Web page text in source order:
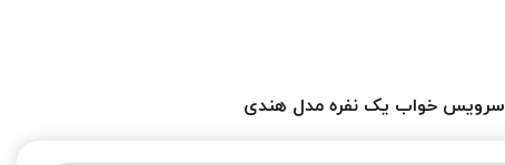
سرویس خواب یک نفره مدل هندی